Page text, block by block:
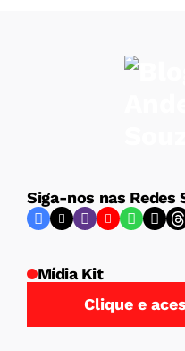
Siga-nos nas Redes
Mídia Kit
Clique e